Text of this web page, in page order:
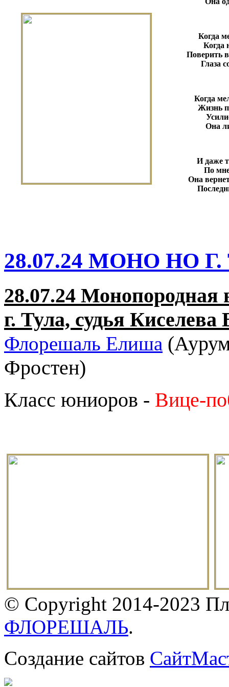
Когда
Когда
Поверить в
Глаза
Когда
Жизнь
Она
И даже
По
Она
28.07.24 МОНО НО
28.07.24 Монопородная
г. Тула, судья Киселева
Флорешаль Елиша
Фростен)
Класс юниоров - Вице-
© Copyright 2014-2023
ФЛОРЕШАЛЬ.
Создание сайтов